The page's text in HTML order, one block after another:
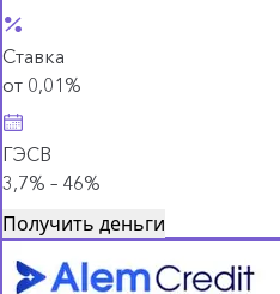
Ставка
от 0,01%
ГЭСВ
3,7% – 46%
Получить деньги